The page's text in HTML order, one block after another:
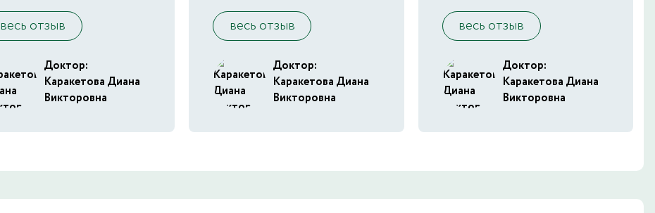
весь отзыв
Доктор:
Каракетова Диана
Викторовна
весь отзыв
Доктор:
Каракетова Диана
Викторовна
весь отзыв
Доктор:
Каракетова Диана
Викторовна